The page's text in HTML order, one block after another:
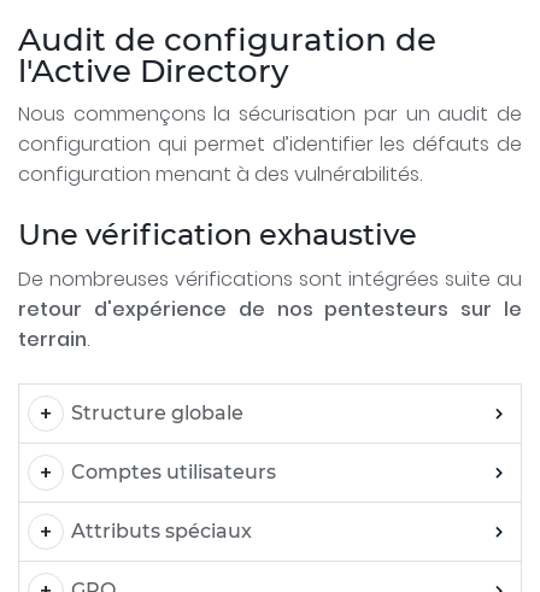
Audit de configuration de
l'Active Directory
Nous commençons la sécurisation par un audit de
configuration qui permet d’identifier les défauts de
configuration menant à des vulnérabilités.
Une vérification exhaustive
De nombreuses vérifications sont intégrées suite au
retour d'expérience de nos pentesteurs sur le
terrain.
Structure globale
Comptes utilisateurs
Attributs spéciaux